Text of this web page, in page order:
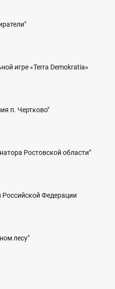
игре «Terra Demokratia»
п. Чертково"
Ростовской области"
Федерации
лесу"